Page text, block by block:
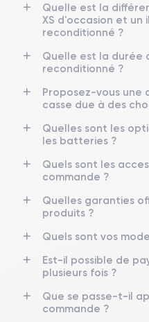
Date de sortie
12/09/2018
Dimensions
143.6×70.9×7.7 mm
Écran
OLED 5.8 pouces
Nom de la puce
Apple A12 Bionic
GPU 4 cœurs
Caméra
Résolution vidéo
Quelle est la
XS d'occasion et un
reconditionné ?
Quelle est la durée
reconditionné ?
Proposez-vous une
casse due à des
Quelles sont les
les batteries ?
Quels sont les
commande ?
Quelles garanties
produits ?
Quels sont vos
Est-il possible de
plusieurs fois ?
Que se passe-t-il
commande ?